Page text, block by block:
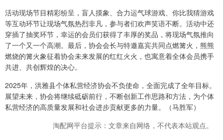
活动现场节目精彩纷呈，盲人摸象、合力运气球游戏、你比我猜游戏
等互动环节让现场气氛热烈非凡，参与者们欢声笑语不断。活动中还
穿插了抽奖环节，幸运的会员们获得了丰厚的奖品，将现场气氛推向
了一个又一个高潮。最后，协会会长与特邀嘉宾共同点燃篝火，熊熊
燃烧的篝火象征着协会未来发展的红红火火，也寓意着全体会员携手
共进、共创辉煌的决心。
2025年，洪雅县个体私营经济协会不负使命，全面完成了全年目标。
展望未来，协会将继续砥砺前行，不断创新工作思路和方法，为个体
私营经济的高质量发展和社会进步贡献更多的力量。（马胜军）
淘配网平台提示：文章来自网络，不代表本站观点。